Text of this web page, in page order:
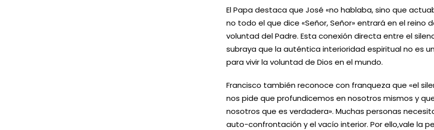
El Papa destaca que José «no hablaba, sino que
no todo el que dice «Señor, Señor» entrará en el reino
voluntad del Padre. Esta conexión directa entre el
subraya que la auténtica interioridad espiritual no es
para vivir la voluntad de Dios en el mundo.
Francisco también reconoce con franqueza que «el
nos pide que profundicemos en nosotros mismos y
nosotros que es verdadera». Muchas personas
auto-confrontación y el vacío interior. Por ello,vale la